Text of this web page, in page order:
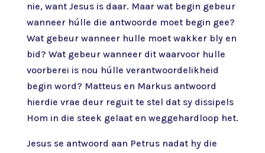
nie, want Jesus is daar. Maar wat begin gebeur
wanneer húlle die antwoorde moet begin gee?
Wat gebeur wanneer hulle moet wakker bly en
bid? Wat gebeur wanneer dit waarvoor hulle
voorberei is nou húlle verantwoordelikheid
begin word? Matteus en Markus antwoord
hierdie vrae deur reguit te stel dat sy dissipels
Hom in die steek gelaat en weggehardloop het.
Jesus se antwoord aan Petrus nadat hy die